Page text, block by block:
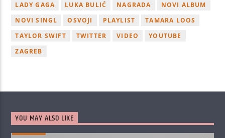
LADY GAGA
LUKA BULIĆ NAGRADA
NOVI ALBUM
NOVI SINGL
OSVOJI PLAYLIST
TAMARA LOOS
TAYLOR SWIFT
TWITTER VIDEO
YOUTUBE
ZAGREB
YOU MAY ALSO LIKE